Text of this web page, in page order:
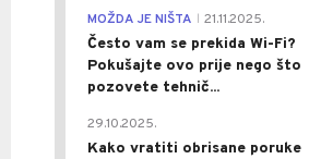
MOŽDA JE NIŠTA 21.11.2025.
Često vam se prekida Wi-Fi?
Pokušajte ovo prije nego što
pozovete tehnič...
29.10.2025.
Kako vratiti obrisane poruke